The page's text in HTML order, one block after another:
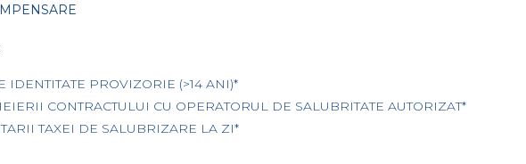
IDENTITATE PROVIZORIE (>14 ANI)*
CONTRACTULUI CU OPERATORUL DE SALUBRITATE AUTORIZAT*
TAXEI DE SALUBRIZARE LA ZI*